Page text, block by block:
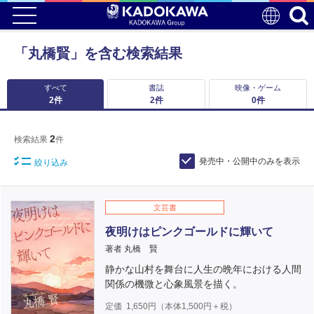
「丸橋賢」を含む検索結果
すべて
2件
書誌
2件
映像・ゲーム
0件
検索結果 2件
絞り込み 発売中・公開中のみを表示
文芸書
夜明けはピンクゴールドに輝いて
著者 丸橋 賢
静かな山村を舞台に人生の晩年における人間
関係の機微と心象風景を描く。
定価 1,650円（本体1,500円＋税）